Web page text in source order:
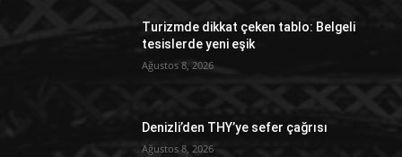
Turizmde dikkat çeken tablo: Belgeli
tesislerde yeni eşik
Ağustos 8, 2026
Denizli’den THY’ye sefer çağrısı
Ağustos 8, 2026